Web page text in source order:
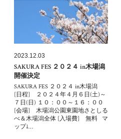
2023.12.03
SAKURA FES ２０２４ in木場潟
開催決定
SAKURA FES ２０２４ in木場潟
[日程] ２０２４年４月６日(土)～
７日(日) １０：００～１６：００
[会場] 木場潟公園東園地さとしる
べ＆木場潟全体 [入場費] 無料 マ
ップ↓…